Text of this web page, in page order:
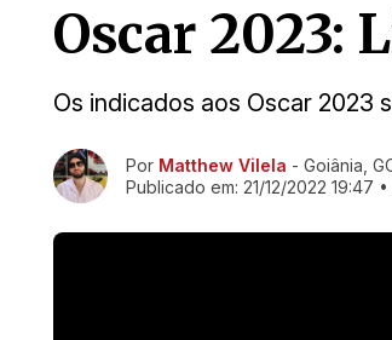
Oscar 2023:
Os indicados aos Oscar 2023
Ir direto pra matéria
Por Matthew Vilela - Goiânia,
Publicado em: 21/12/2022 19:47